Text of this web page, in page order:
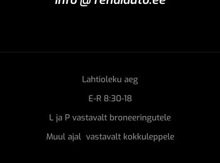
Lahtioleku aeg
E-R 8:30-18
L ja P vastavalt broneeringutele
Muul ajal vastavalt kokkuleppele